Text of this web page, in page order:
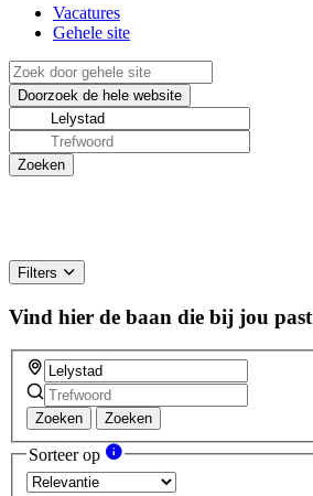
Vacatures
Gehele site
Filters
Vind hier de baan die bij jou past
Zoeken Zoeken
Sorteer op